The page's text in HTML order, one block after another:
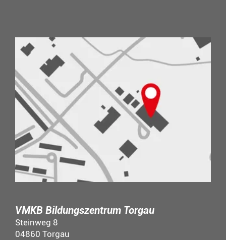
VMKB Bildungszentrum Torgau
Steinweg 8
04860 Torgau